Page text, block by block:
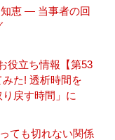
恵 — 当事者の回
役立ち情報【第53
た! 透析時間を
り戻す時間」に
ても切れない関係